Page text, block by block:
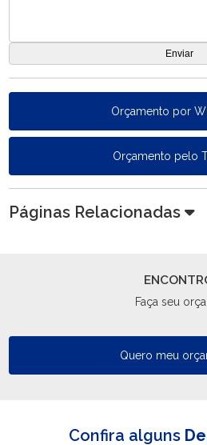
Orçamento por
Orçamento pelo
Páginas Relacionadas
Faça seu
Quero meu
Confira alguns